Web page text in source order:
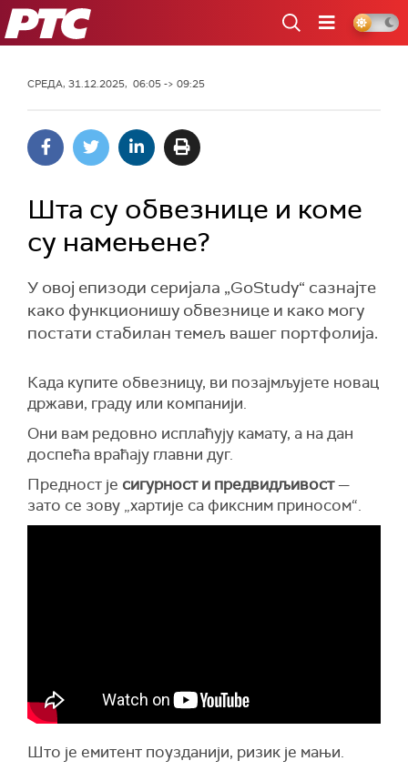
РТС
СРЕДА, 31.12.2025, 06:05 -> 09:25
Шта су обвезнице и коме
су намењене?
У овој епизоди серијала „GoStudy“ сазнајте
како функционишу обвезнице и како могу
постати стабилан темељ вашег портфолија.
Када купите обвезницу, ви позајмљујете новац
држави, граду или компанији.
Они вам редовно исплаћују камату, а на дан
доспећа враћају главни дуг.
Предност је сигурност и предвидљивост—
зато се зову „хартије са фиксним приносом“.
Што је емитент поузданији, ризик је мањи.